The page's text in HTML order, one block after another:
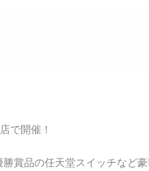
で開催！
賞品の任天堂スイッチなど